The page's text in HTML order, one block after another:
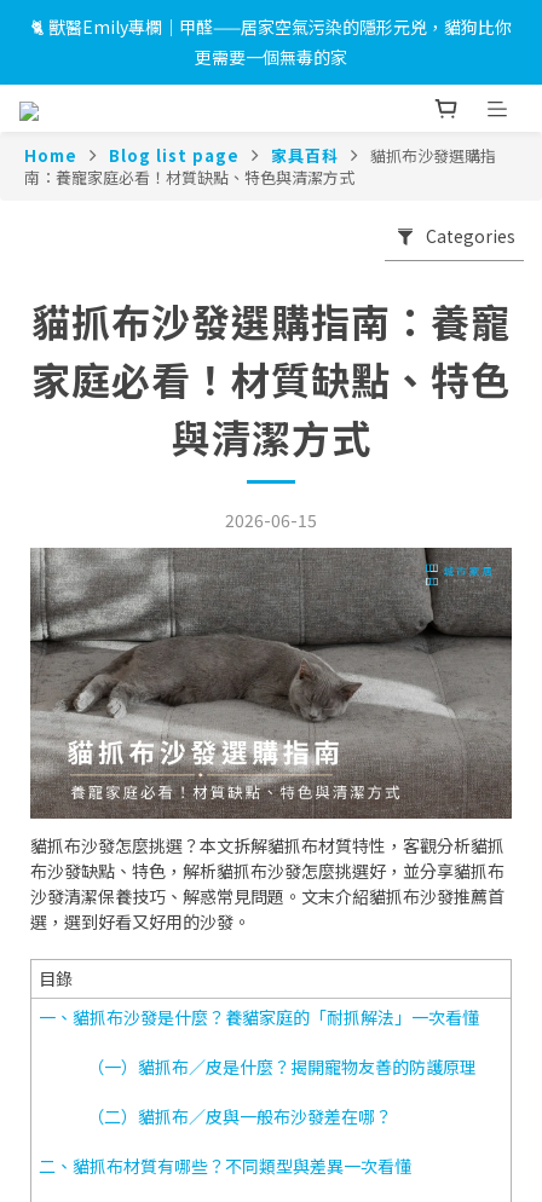
🎉LINE 加入好友＋會員註冊禮｜完成綁定即送 $500 折價券及限
量小燈箱！
🎉LINE 加入好友＋會員註冊禮｜完成綁定即送 $500 折價券及限
量小燈箱！
💳使用信用卡消費滿 $10,000 可享3期0利率，滿 $30,000 可享6期
0利率
量小燈箱！
Home Blog list page 家具百科
貓抓布沙發選購指
南：養寵家庭必看！材質缺點、特色與清潔方式
Categories
貓抓布沙發選購指南：養寵
家庭必看！材質缺點、特色
與清潔方式
2026-06-15
貓抓布沙發怎麼挑選？本文拆解貓抓布材質特性，客觀分析貓抓
布沙發缺點、特色，解析貓抓布沙發怎麼挑選好，並分享貓抓布
沙發清潔保養技巧、解惑常見問題。文末介紹貓抓布沙發推薦首
選，選到好看又好用的沙發。
目錄
一、貓抓布沙發是什麼？養貓家庭的「耐抓解法」一次看懂
（一）貓抓布／皮是什麼？揭開寵物友善的防護原理
（二）貓抓布／皮與一般布沙發差在哪？
二、貓抓布材質有哪些？不同類型與差異一次看懂